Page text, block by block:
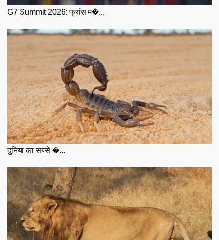
G7 Summit 2026: फ्रांस म�...
दुनिया का सबसे �...